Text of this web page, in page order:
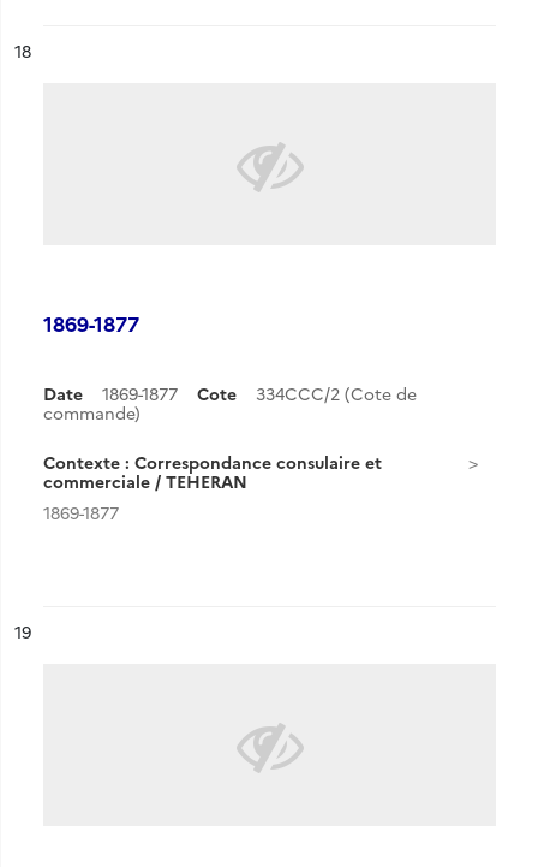
n°
18
1869-1877
Date 1869-1877 Cote
334CCC/2 (Cote de
commande)
Contexte : Correspondance consulaire et
commerciale / TEHERAN
1869-1877
n°
19